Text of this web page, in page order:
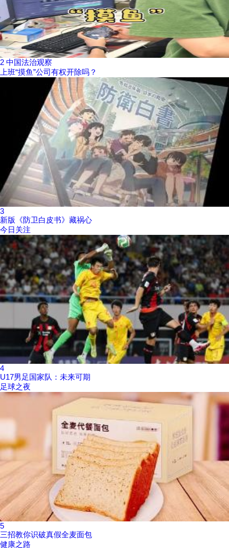
2 中国法治观察
上班“摸鱼”公司有权开除吗？
3
新版《防卫白皮书》藏祸心
今日关注
4
U17男足国家队：未来可期
足球之夜
5
三招教你识破真假全麦面包
健康之路